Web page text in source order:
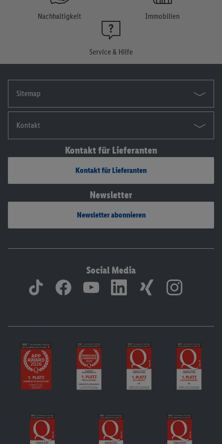
Nachhaltigkeit Immobilien
Service & Hilfe
Sitemap
Kontakt
Kontakt für Lieferanten
Kontakt für Lieferanten
Newsletter
Newsletter abonnieren
Social Media
widerrufen, findest du in unseren
Datenschutzbestimmungen
Die Impressen findest du hier.